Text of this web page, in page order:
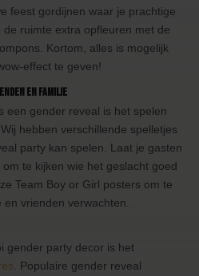
feest gordijnen waar je prachtige
de ruimte extra opfleuren met de
Kortom, alles is mogelijk
effect te geven!
en familie
een gender reveal is het spelen
hebben verschillende spelletjes
party kan spelen. Laat je gasten
te kijken wie het geslacht goed
Team Boy or Girl posters om te
vrienden verwachten.
gender party decor is het
. Populaire gender reveal